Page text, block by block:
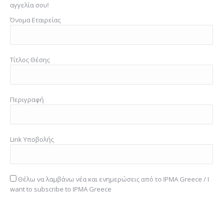
αγγελία σου!
Όνομα Εταιρείας
Τίτλος Θέσης
Περιγραφή
Link Υποβολής
Θέλω να λαμβάνω νέα και ενημερώσεις από το IPMA Greece / I
want to subscribe to IPMA Greece